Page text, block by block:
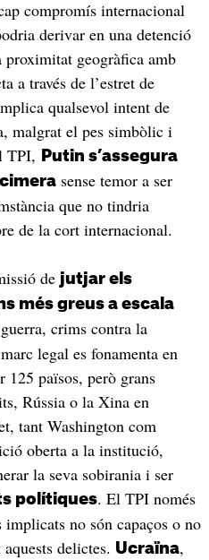
compromís internacional
derivar en una detenció
proximitat geogràfica amb
a través de l’estret de
qualsevol intent de
malgrat el pes simbòlic i
TPI,
Putin s’assegura
sense temor a ser
que no tindria
de la cort internacional.
de jutjar els
més greus a escala
crims contra la
legal es fonamenta en
125 països, però grans
Rússia o la Xina en
tant Washington com
oberta a la institució,
la seva sobirania i ser
polítiques. El TPI només
no són capaços o no
delictes. Ucraïna,